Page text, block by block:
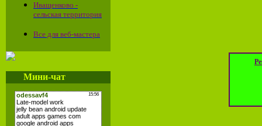
Иващенково -
сельская территория
Все для веб-мастера
Мини-чат